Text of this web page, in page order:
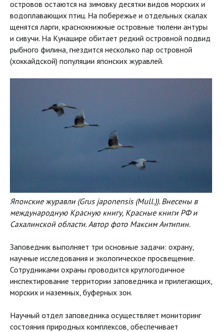
островов остаются на зимовку десятки видов морских и
водоплавающих птиц. На побережье и отдельных скалах
щенятся ларги, краснокнижные островные тюлени антуры
и сивучи. На Кунашире обитает редкий островной подвид
рыбного филина, гнездится несколько пар островной
(хоккайдской) популяции японских журавлей.
Японские журавли (Grus japonensis (Mull.)). Внесены в
международную Красную книгу, Красные книги РФ и
Сахалинской области. Автор фото Максим Антипин.
Заповедник выполняет три основные задачи: охрану,
научные исследования и экологическое просвещение.
Сотрудниками охраны проводится круглогодичное
инспектирование территории заповедника и прилегающих,
морских и наземных, буферных зон.
Научный отдел заповедника осуществляет мониторинг
состояния природных комплексов, обеспечивает